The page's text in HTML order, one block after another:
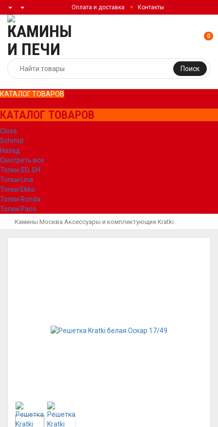
Оплата и доставка Контакты
Поиск
0
КАТАЛОГ ТОВАРОВ
КАТАЛОГ ТОВАРОВ
Close
Schmid
Назад
Смотреть все
Топки SD, SH
Топки Lina
Топки Ekko
Топки Ronda
Топки Pano
Камины Москва Аксессуары и комплектующие Kratki